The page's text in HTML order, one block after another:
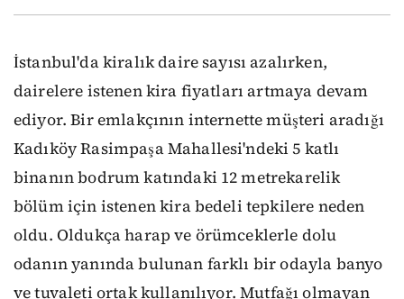
İstanbul'da kiralık daire sayısı azalırken,
dairelere istenen kira fiyatları artmaya devam
ediyor. Bir emlakçının internette müşteri aradığı
Kadıköy Rasimpaşa Mahallesi'ndeki 5 katlı
binanın bodrum katındaki 12 metrekarelik
bölüm için istenen kira bedeli tepkilere neden
oldu. Oldukça harap ve örümceklerle dolu
odanın yanında bulunan farklı bir odayla banyo
ve tuvaleti ortak kullanılıyor. Mutfağı olmayan